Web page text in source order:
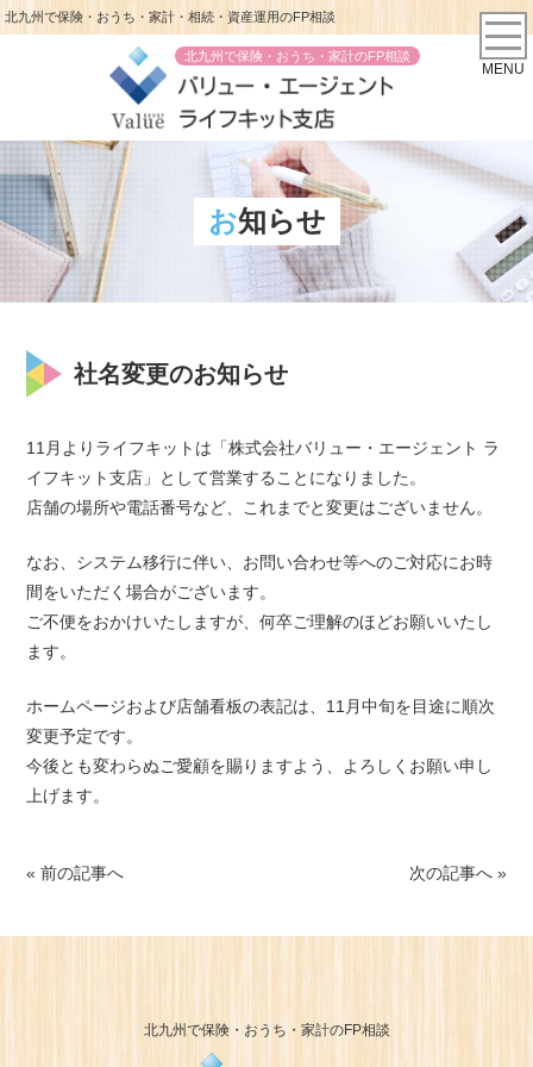
北九州で保険・おうち・家計・相続・資産運用のFP相談
北九州で保険・おうち・家計のFP相談
MENU
お知らせ
社名変更のお知らせ
11月よりライフキットは「株式会社バリュー・エージェント ラ
イフキット支店」として営業することになりました。
店舗の場所や電話番号など、これまでと変更はございません。
なお、システム移行に伴い、お問い合わせ等へのご対応にお時
間をいただく場合がございます。
ご不便をおかけいたしますが、何卒ご理解のほどお願いいたし
ます。
ホームページおよび店舗看板の表記は、11月中旬を目途に順次
変更予定です。
今後とも変わらぬご愛顧を賜りますよう、よろしくお願い申し
上げます。
« 前の記事へ 次の記事へ »
北九州で保険・おうち・家計のFP相談